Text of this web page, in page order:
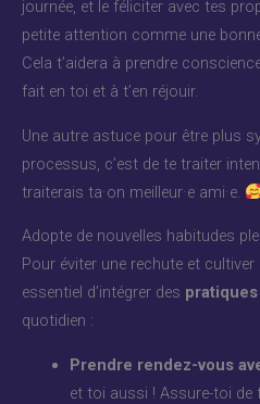
journée, et le féliciter avec tes
petite attention comme une
Cela t’aidera à prendre
fait en toi et à t’en réjouir.
Une autre astuce pour être plus
processus, c’est de te traiter
traiterais ta·on meilleur·e ami·e.
Adopte de nouvelles habitudes
Pour éviter une rechute et
essentiel d’intégrer des
quotidien :
Prendre rendez-vous
et toi aussi ! Assure-toi de